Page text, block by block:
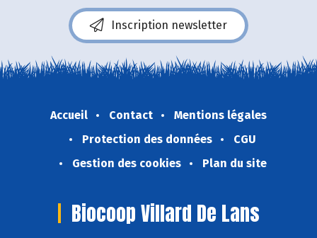
Inscription newsletter
Accueil Contact
Mentions légales
Protection des données
CGU
Gestion des cookies
Plan du site
Biocoop Villard De Lans